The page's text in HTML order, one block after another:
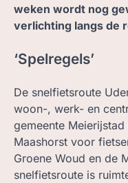
weken wordt nog
verlichting langs de
‘Spelregels’
De snelfietsroute
woon-, werk- en
gemeente
Maashorst voor
Groene Woud en de
snelfietsroute is